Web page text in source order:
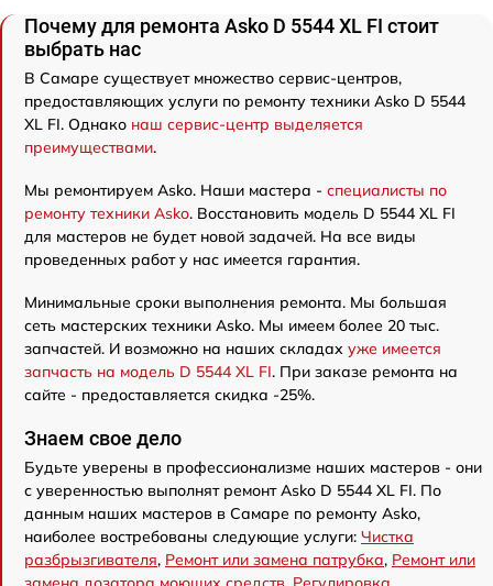
Почему для ремонта Asko D 5544 XL FI стоит
выбрать нас
В Самаре существует множество сервис-центров,
предоставляющих услуги по ремонту техники Asko D 5544
XL FI. Однако наш сервис-центр выделяется
преимуществами.
Мы ремонтируем Asko. Наши мастера - специалисты по
ремонту техники Asko. Восстановить модель D 5544 XL FI
для мастеров не будет новой задачей. На все виды
проведенных работ у нас имеется гарантия.
Минимальные сроки выполнения ремонта. Мы большая
сеть мастерских техники Asko. Мы имеем более 20 тыс.
запчастей. И возможно на наших складах уже имеется
запчасть на модель D 5544 XL FI. При заказе ремонта на
сайте - предоставляется скидка -25%.
Знаем свое дело
Будьте уверены в профессионализме наших мастеров - они
с уверенностью выполнят ремонт Asko D 5544 XL FI. По
данным наших мастеров в Самаре по ремонту Asko,
наиболее востребованы следующие услуги: Чистка
разбрызгивателя, Ремонт или замена патрубка, Ремонт или